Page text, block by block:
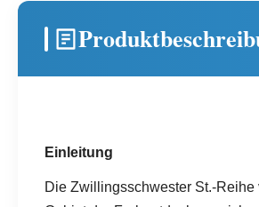
Einleitung
Die Zwillingsschwester St.-